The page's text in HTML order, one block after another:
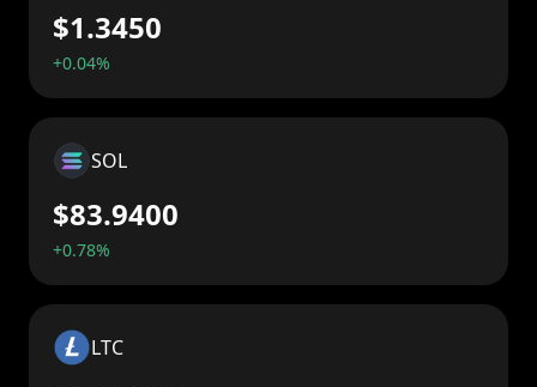
$1.3450
+0.04%
SOL
$83.9400
+0.78%
LTC